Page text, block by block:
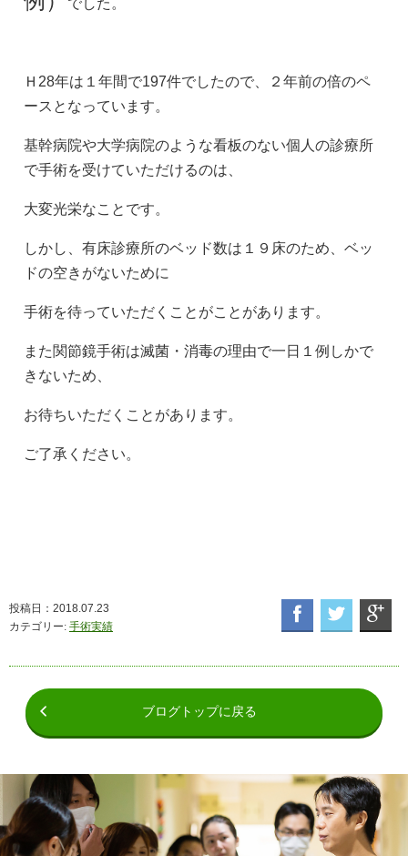
自費診療
変形性膝関節症の治療
院長ブログ
でした。
Ｈ28年は１年間で197件でしたので、２年前の倍のペ
ースとなっています。
基幹病院や大学病院のような看板のない個人の診療所
で手術を受けていただけるのは、
大変光栄なことです。
しかし、有床診療所のベッド数は１９床のため、ベッ
ドの空きがないために
手術を待っていただくことがことがあります。
また関節鏡手術は滅菌・消毒の理由で一日１例しかで
きないため、
お待ちいただくことがあります。
ご了承ください。
投稿日：2018.07.23
カテゴリー: 手術実績
ブログトップに戻る